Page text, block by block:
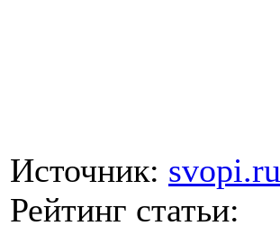
Источник: svopi.ru
Рейтинг статьи: